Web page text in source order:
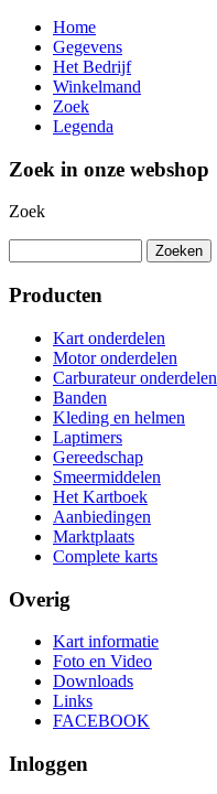
Home
Gegevens
Het Bedrijf
Winkelmand
Zoek
Legenda
Zoek in onze webshop
Zoek
Producten
Kart onderdelen
Motor onderdelen
Carburateur onderdelen
Banden
Kleding en helmen
Laptimers
Gereedschap
Smeermiddelen
Het Kartboek
Aanbiedingen
Marktplaats
Complete karts
Overig
Kart informatie
Foto en Video
Downloads
Links
FACEBOOK
Inloggen